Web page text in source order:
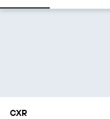
CXR